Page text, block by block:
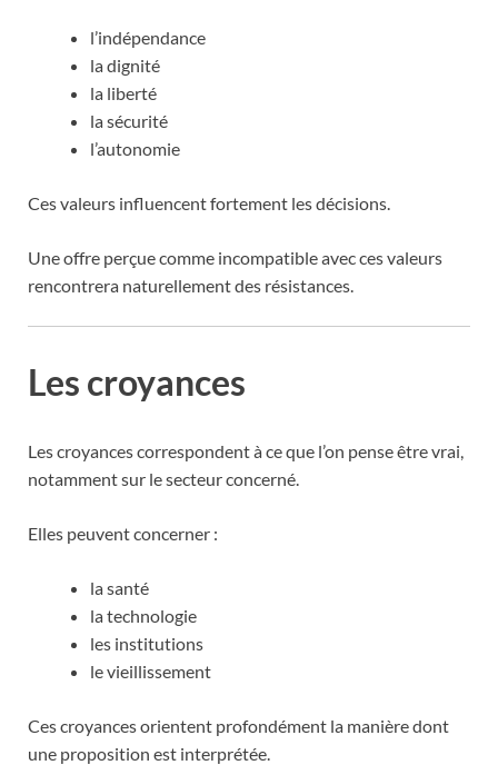
l’indépendance
la dignité
la liberté
la sécurité
l’autonomie
Ces valeurs influencent fortement les décisions.
Une offre perçue comme incompatible avec ces valeurs
rencontrera naturellement des résistances.
Les croyances
Les croyances correspondent à ce que l’on pense être vrai,
notamment sur le secteur concerné.
Elles peuvent concerner :
la santé
la technologie
les institutions
le vieillissement
Ces croyances orientent profondément la manière dont
une proposition est interprétée.